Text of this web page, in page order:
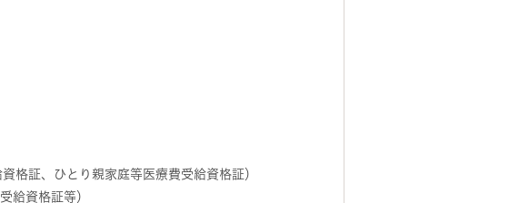
格証、ひとり親家庭等医療費受給資格証）
給資格証等）